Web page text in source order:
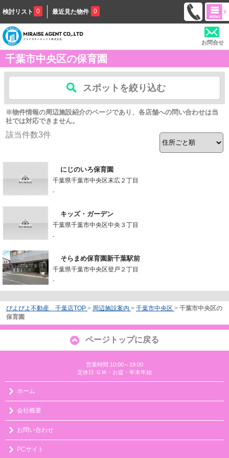
検討リスト 0 最近見た物件 0
お問合せ
千葉市中央区の保育園
スポットを絞り込む
※物件情報の周辺施設紹介のページであり、各店舗への問い合わせは当
社では対応できません。
該当件数3件
にじのいろ保育園
千葉県千葉市中央区末広２丁目
-
キッズ・ガーデン
千葉県千葉市中央区中央３丁目
-
そらまめ保育園新千葉駅前
千葉県千葉市中央区登戸２丁目
-
ぴよぴよ不動産 千葉店TOP > 周辺施設案内 > 千葉市中央区 > 千葉市中央区の
保育園
ページトップに戻る
営業時間:10:00～19:00
定休日:ＧＷ・お盆・年末年始
ホーム
会社概要
お問い合わせ
PCサイト